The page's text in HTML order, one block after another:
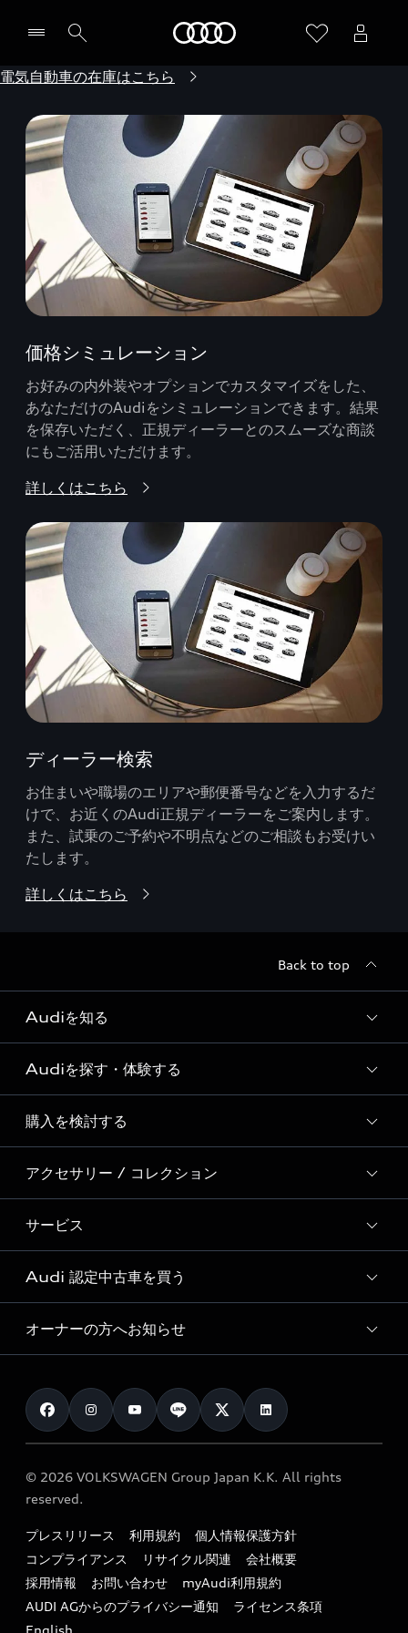
電気自動車の在庫はこちら
価格シミュレーション
お好みの内外装やオプションでカスタマイズをした、
あなただけのAudiをシミュレーションできます。結果
を保存いただく、正規ディーラーとのスムーズな商談
にもご活用いただけます。
詳しくはこちら
ディーラー検索
お住まいや職場のエリアや郵便番号などを入力するだ
けで、お近くのAudi正規ディーラーをご案内します。
また、試乗のご予約や不明点などのご相談もお受けい
たします。
詳しくはこちら
Back to top
Audiを知る
Audi ブランド
Story of Progress
Audi Sport
Formula 1®
デジタルサービス
Audiを探す・体験する
ディーラー検索
新車在庫検索
試乗車・展示車検索
見積り依頼
試乗予約
購入を検討する
モデル一覧
特別仕様モデル / 限定モデル
e-tronラインアップ
価格シミュレーション
車両比較
カタログ一覧
アクセサリー / コレクション
純正アクセサリー
オンラインショップ
Audi collection
アウディナビアプリ
サービス
サービス入庫予約
サービスプログラム
メンテナンス
車検 / 定期点検
e-tronアフターサポート
myAudi
Audi 認定中古車を買う
Audi認定中古車
クオリティ
保証
メンテナンス
ファイナンス
キャンペーン / イベント
買取査定
オーナーの方へお知らせ
お知らせ
オーナー様向けキャンペーン
特定整備適用車一覧
リサイクル法
よくある質問（FAQ）
© 2026 VOLKSWAGEN Group Japan K.K. All rights
reserved.
プレスリリース 利用規約
個人情報保護方針
コンプライアンス
リサイクル関連
会社概要
採用情報
お問い合わせ
myAudi利用規約
AUDI AGからのプライバシー通知
ライセンス条項
English